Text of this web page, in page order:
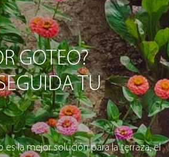
GOTEO?
TU
la mejor solución para la terraza, el